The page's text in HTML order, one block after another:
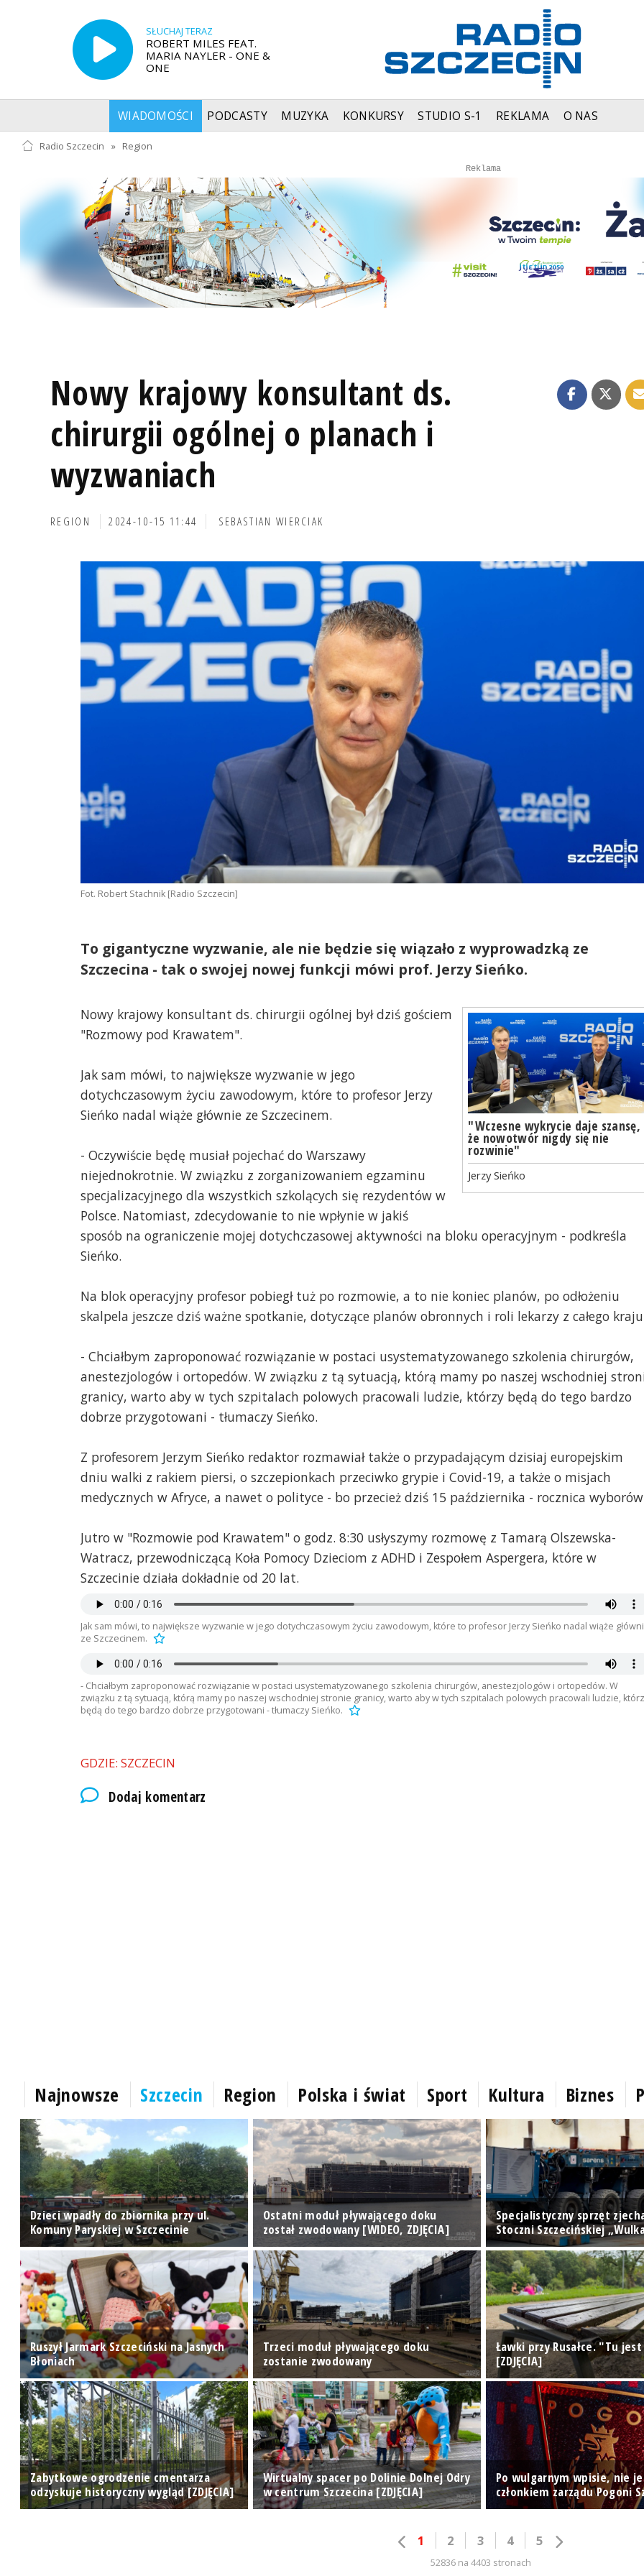
SŁUCHAJ TERAZ
ROBERT MILES FEAT.
MARIA NAYLER - ONE &
ONE
WIADOMOŚCI PODCASTY MUZYKA KONKURSY STUDIO S-1 REKLAMA O NAS
Radio Szczecin » Region
Autopromocja
Reklama
Nowy krajowy konsultant ds.
chirurgii ogólnej o planach i
wyzwaniach
REGION 2024-10-15 11:44 SEBASTIAN WIERCIAK
Fot. Robert Stachnik [Radio Szczecin]
To gigantyczne wyzwanie, ale nie będzie się wiązało z wyprowadzką ze
Szczecina - tak o swojej nowej funkcji mówi prof. Jerzy Sieńko.
"Wczesne wykrycie daje szansę,
że nowotwór nigdy się nie
rozwinie"
Jerzy Sieńko
Nowy krajowy konsultant ds. chirurgii ogólnej był dziś gościem
"Rozmowy pod Krawatem".
Jak sam mówi, to największe wyzwanie w jego
dotychczasowym życiu zawodowym, które to profesor Jerzy
Sieńko nadal wiąże głównie ze Szczecinem.
- Oczywiście będę musiał pojechać do Warszawy
niejednokrotnie. W związku z zorganizowaniem egzaminu
specjalizacyjnego dla wszystkich szkolących się rezydentów w
Polsce. Natomiast, zdecydowanie to nie wpłynie w jakiś
sposób na ograniczenie mojej dotychczasowej aktywności na bloku operacyjnym - podkreśla
Sieńko.
Na blok operacyjny profesor pobiegł tuż po rozmowie, a to nie koniec planów, po odłożeniu
skalpela jeszcze dziś ważne spotkanie, dotyczące planów obronnych i roli lekarzy z całego
- Chciałbym zaproponować rozwiązanie w postaci usystematyzowanego szkolenia chirurgów,
anestezjologów i ortopedów. W związku z tą sytuacją, którą mamy po naszej wschodniej
granicy, warto aby w tych szpitalach polowych pracowali ludzie, którzy będą do tego bardzo
dobrze przygotowani - tłumaczy Sieńko.
Z profesorem Jerzym Sieńko redaktor rozmawiał także o przypadającym dzisiaj europejskim
dniu walki z rakiem piersi, o szczepionkach przeciwko grypie i Covid-19, a także o misjach
medycznych w Afryce, a nawet o polityce - bo przecież dziś 15 października - rocznica
Jutro w "Rozmowie pod Krawatem" o godz. 8:30 usłyszymy rozmowę z Tamarą Olszewska-
Watracz, przewodniczącą Koła Pomocy Dzieciom z ADHD i Zespołem Aspergera, które w
Szczecinie działa dokładnie od 20 lat.
Jak sam mówi, to największe wyzwanie w jego dotychczasowym życiu zawodowym, które to profesor Jerzy Sieńko nadal wiąże
ze Szczecinem.
- Chciałbym zaproponować rozwiązanie w postaci usystematyzowanego szkolenia chirurgów, anestezjologów i ortopedów. W
związku z tą sytuacją, którą mamy po naszej wschodniej stronie granicy, warto aby w tych szpitalach polowych pracowali ludzie,
będą do tego bardzo dobrze przygotowani - tłumaczy Sieńko.
GDZIE: SZCZECIN
Dodaj komentarz
Najnowsze Szczecin Region Polska i świat Sport Kultura Biznes
Dzieci wpadły do zbiornika przy ul.
Komuny Paryskiej w Szczecinie
Ostatni moduł pływającego doku
został zwodowany [WIDEO, ZDJĘCIA]
Specjalistyczny sprzęt
Stoczni Szczecińskiej
Ruszył Jarmark Szczeciński na Jasnych
Błoniach
Trzeci moduł pływającego doku
zostanie zwodowany
Ławki przy Rusałce. "Tu
[ZDJĘCIA]
Zabytkowe ogrodzenie cmentarza
odzyskuje historyczny wygląd [ZDJĘCIA]
Wirtualny spacer po Dolinie Dolnej Odry
w centrum Szczecina [ZDJĘCIA]
Po wulgarnym wpisie, nie
członkiem zarządu Pogoni
1 2 3 4 5
52836 na 4403 stronach